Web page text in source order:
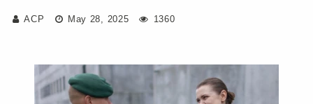
ACP May 28, 2025 1360